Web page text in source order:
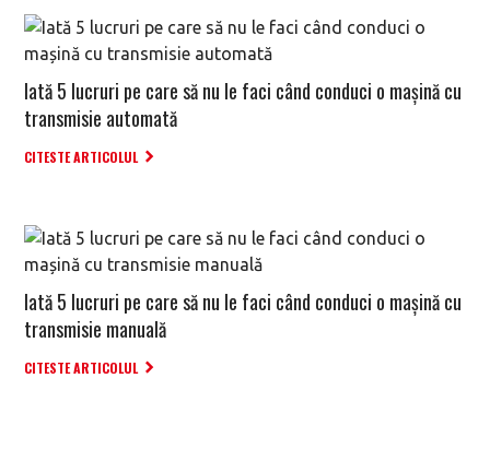
Iată 5 lucruri pe care să nu le faci când conduci o mașină cu
transmisie automată
CITESTE ARTICOLUL
Iată 5 lucruri pe care să nu le faci când conduci o mașină cu
transmisie manuală
CITESTE ARTICOLUL